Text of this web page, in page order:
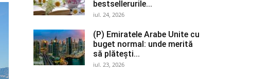
bestsellerurile...
iul. 24, 2026
(P) Emiratele Arabe Unite cu
buget normal: unde merită
să plătești...
iul. 23, 2026